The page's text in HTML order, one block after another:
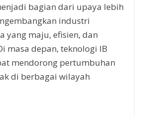
bagian dari upaya lebih
industri
yang maju, efisien, dan
masa depan, teknologi IB
mendorong pertumbuhan
di berbagai wilayah